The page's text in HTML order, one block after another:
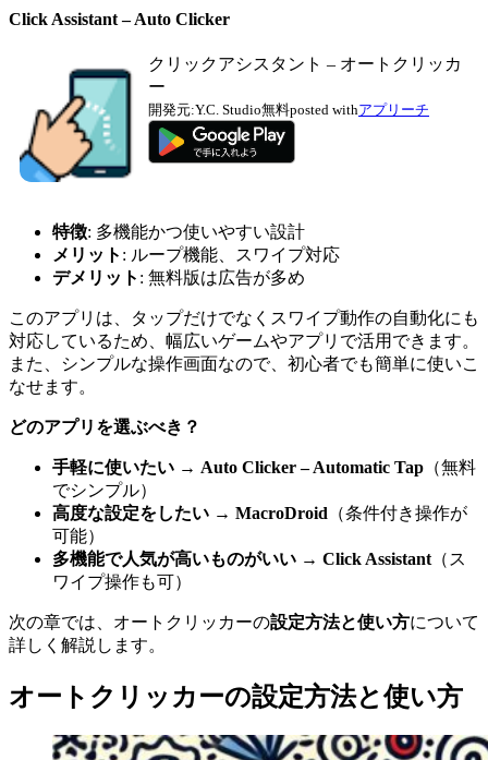
Click Assistant – Auto Clicker
クリックアシスタント – オートクリッカ
ー
開発元:Y.C. Studio無料posted withアプリーチ
特徴: 多機能かつ使いやすい設計
メリット : ループ機能、スワイプ対応
デメリット : 無料版は広告が多め
このアプリは、タップだけでなくスワイプ動作の自動化にも
対応しているため、幅広いゲームやアプリで活用できます。
また、シンプルな操作画面なので、初心者でも簡単に使いこ
なせます。
どのアプリを選ぶべき？
手軽に使いたい → Auto Clicker – Automatic Tap （無料
でシンプル）
高度な設定をしたい → MacroDroid （条件付き操作が
可能）
多機能で人気が高いものがいい → Click Assistant （ス
ワイプ操作も可）
次の章では、オートクリッカーの設定方法と使い方について
詳しく解説します。
オートクリッカーの設定方法と使い方